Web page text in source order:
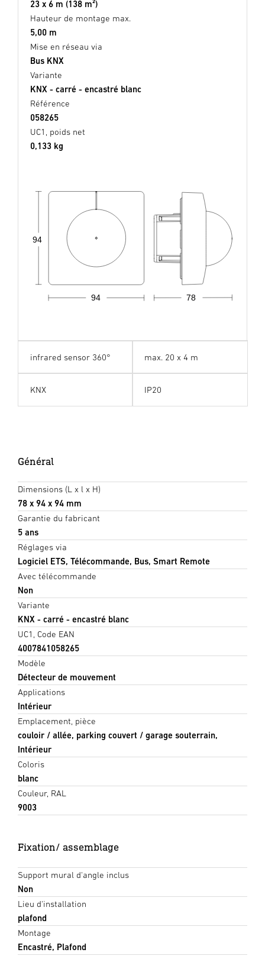
23 x 6 m (138 m²)
Hauteur de montage max.
5,00 m
Mise en réseau via
Bus KNX
Variante
KNX - carré - encastré blanc
Référence
058265
UC1, poids net
0,133 kg
78
94
94
infrared sensor 360° max. 20 x 4 m
KNX IP20
Général
Dimensions (L x l x H)
78 x 94 x 94 mm
Garantie du fabricant
5 ans
Réglages via
Logiciel ETS, Télécommande, Bus, Smart Remote
Avec télécommande
Non
Variante
KNX - carré - encastré blanc
UC1, Code EAN
4007841058265
Modèle
Détecteur de mouvement
Applications
Intérieur
Emplacement, pièce
couloir / allée, parking couvert / garage souterrain,
Intérieur
Coloris
blanc
Couleur, RAL
9003
Fixation/ assemblage
Support mural d'angle inclus
Non
Lieu d'installation
plafond
Montage
Encastré, Plafond